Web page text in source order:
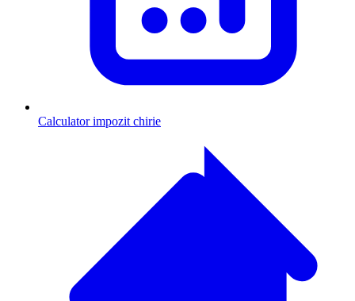
Calculator impozit chirie